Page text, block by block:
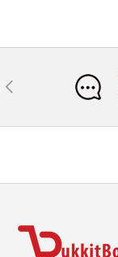
Vorige